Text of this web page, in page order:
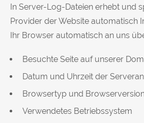
In Server-Log-Dateien erhebt und
Provider der Website automatisch
Ihr Browser automatisch an uns
Besuchte Seite auf unserer
Datum und Uhrzeit der
Browsertyp und
Verwendetes Betriebssystem